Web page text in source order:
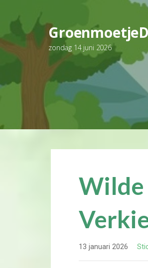
inhoud
zondag 14 juni 2026
Wilde
13 januari 2026